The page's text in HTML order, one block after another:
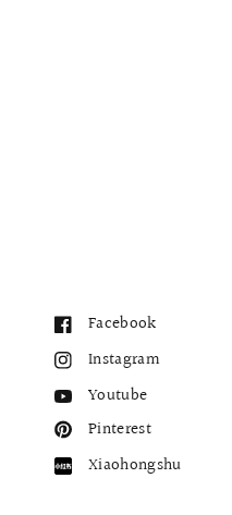
Facebook
Instagram
Youtube
Pinterest
Xiaohongshu